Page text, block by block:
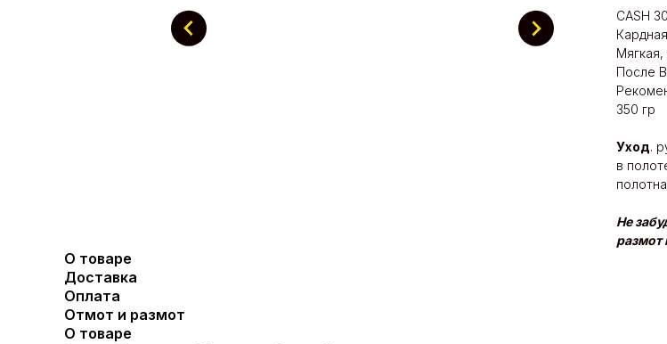
CASH
Мягкая,
После
350 гр
Уход.
в
Не
размот
О товаре
Доставка
Оплата
Отмот и размот
О товаре